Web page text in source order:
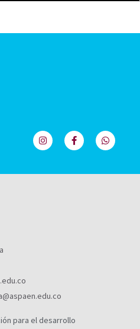
para el desarrollo